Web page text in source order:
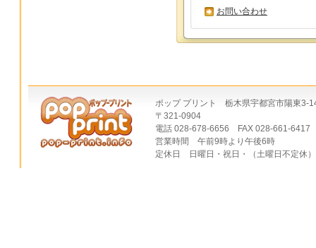
お問い合わせ
ポップ プリント 栃木県宇都宮市陽東3-
〒321-0904
電話 028-678-6656 FAX 028-661-6417
営業時間 午前9時より午後6時
定休日 日曜日・祝日・（土曜日不定休）